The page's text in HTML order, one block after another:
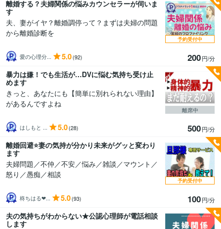
離婚する？夫婦関係の悩みカウンセラーが伺いま
す
夫、妻がイヤ？離婚調停って？まずは夫婦の問題
から離婚診断を
愛の心理分... 5.0(92) 200円/分
予約受付中
暴力は嫌！でも生活が…DVに悩む気持ち受け止
めます
きっと、あなたにも【簡単に別れられない理由】
があるんですよね
はしもと ... 5.0(28) 500円/分
離席中
離婚回避⭐️妻の気持が分かり未来がグッと変わり
ます
夫婦問題／不仲／不安／悩み／雑談／マウント／
怒り／愚痴／相談
柊ちはる❤... 5.0(93) 100円/分
予約受付中
夫の気持ちがわからない★公認心理師が電話相談
します